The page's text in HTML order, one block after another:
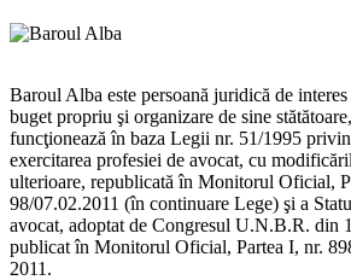
Baroul Alba este persoană juridică de
buget propriu şi organizare de sine
funcţionează în baza Legii nr. 51/1995
exercitarea profesiei de avocat, cu
ulterioare, republicată în Monitorul Oficial,
98/07.02.2011 (în continuare Lege) şi a
avocat, adoptat de Congresul U.N.B.R. din
publicat în Monitorul Oficial, Partea I, nr.
2011.